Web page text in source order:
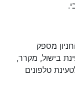
מספק
בישול, מקרר,
טלפונים